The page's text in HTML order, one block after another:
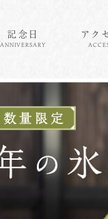
記念日
ANNIVERSARY
アク